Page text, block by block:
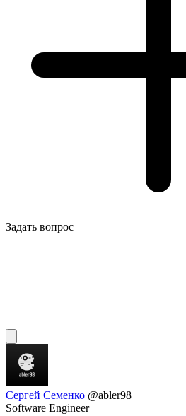
Задать вопрос
Сергей Семенко @abler98
Software Engineer